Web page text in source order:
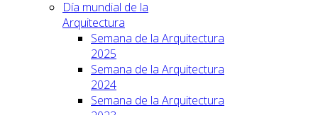
Día mundial de la
Arquitectura
Semana de la Arquitectura
2025
Semana de la Arquitectura
2024
Semana de la Arquitectura